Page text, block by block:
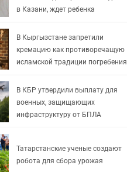
в Казани, ждет ребенка
В Кыргызстане запретили
кремацию как противоречащую
исламской традиции погребения
В КБР утвердили выплату для
военных, защищающих
инфраструктуру от БПЛА
Татарстанские ученые создают
робота для сбора урожая